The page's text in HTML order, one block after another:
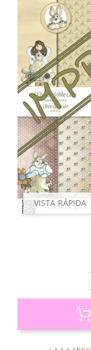
VISTA RÁPIDA